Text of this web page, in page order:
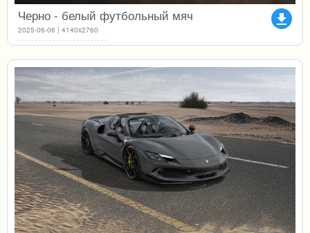
file_download
Черно - белый футбольный мяч
2025-06-06 | 4140x2760